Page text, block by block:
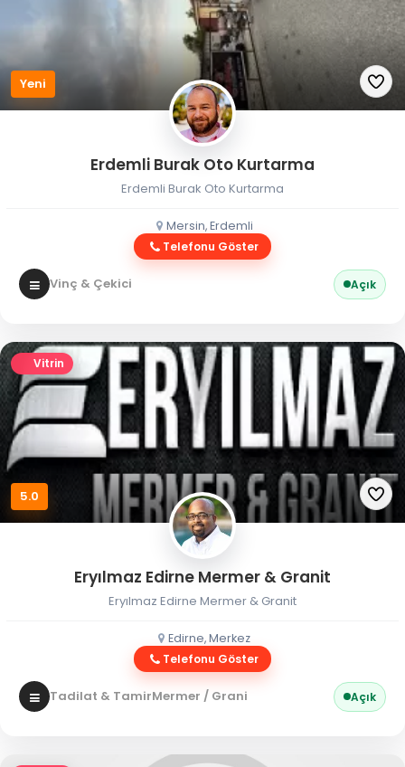
Yeni
Erdemli Burak Oto Kurtarma
Erdemli Burak Oto Kurtarma
Mersin, Erdemli
Telefonu Göster
Vinç & Çekici Açık
Vitrin
5.0
Eryılmaz Edirne Mermer & Granit
Eryılmaz Edirne Mermer & Granit
Edirne, Merkez
Telefonu Göster
Tadilat & TamirMermer / Granit Açık